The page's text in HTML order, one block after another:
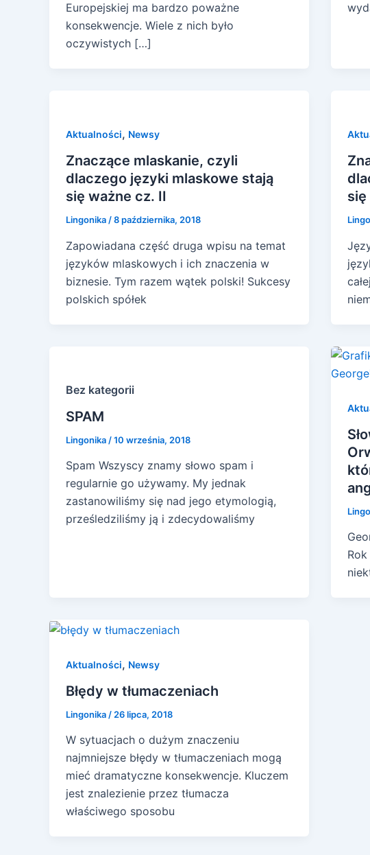
Europejskiej ma bardzo poważne
konsekwencje. Wiele z nich było
oczywistych […]
Aktualności, Newsy
Znaczące mlaskanie, czyli
dlaczego języki mlaskowe stają
się ważne cz. II
Lingonika /8 października, 2018
Zapowiadana część druga wpisu na temat
języków mlaskowych i ich znaczenia w
biznesie. Tym razem wątek polski! Sukcesy
polskich spółek
się
Bez kategorii
SPAM
Lingonika /10 września, 2018
Spam Wszyscy znamy słowo spam i
regularnie go używamy. My jednak
zastanowiliśmy się nad jego etymologią,
prześledziliśmy ją i zdecydowaliśmy
Aktualności, Newsy
Błędy w tłumaczeniach
Lingonika / 26 lipca, 2018
W sytuacjach o dużym znaczeniu
najmniejsze błędy w tłumaczeniach mogą
mieć dramatyczne konsekwencje. Kluczem
jest znalezienie przez tłumacza
właściwego sposobu